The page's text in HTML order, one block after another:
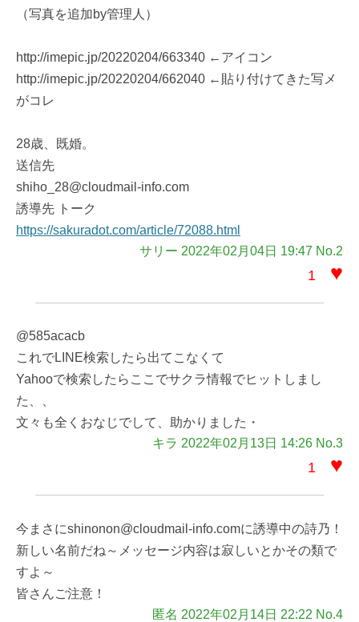
（写真を追加by管理人）
http://imepic.jp/20220204/663340 ←アイコン
http://imepic.jp/20220204/662040 ←貼り付けてきた写メ
がコレ
28歳、既婚。
送信先
shiho_28@cloudmail-info.com
誘導先 トーク
https://sakuradot.com/article/72088.html
サリー 2022年02月04日 19:47 No.2
1 ♥
@585acacb
これでLINE検索したら出てこなくて
Yahooで検索したらここでサクラ情報でヒットしまし
た、、
文々も全くおなじでして、助かりました・
キラ 2022年02月13日 14:26 No.3
1 ♥
今まさにshinonon@cloudmail-info.comに誘導中の詩乃！
新しい名前だね～メッセージ内容は寂しいとかその類で
すよ～
皆さんご注意！
匿名 2022年02月14日 22:22 No.4